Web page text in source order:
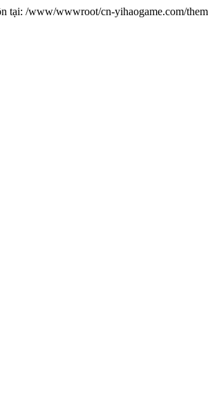
tại: /www/wwwroot/cn-yihaogame.com/